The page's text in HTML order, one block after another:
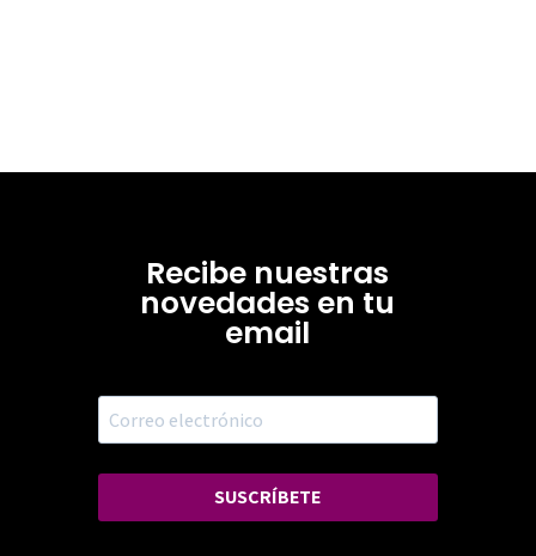
Recibe nuestras
novedades en tu
email
SUSCRÍBETE